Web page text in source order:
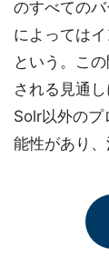
のすべての
によっては
という。こ
される見通
Solr以外のプ
能性があり、